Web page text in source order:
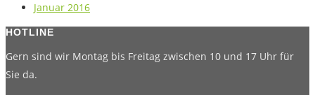
Januar 2016
HOTLINE
Gern sind wir Montag bis Freitag zwischen 10 und 17 Uhr für
Sie da.